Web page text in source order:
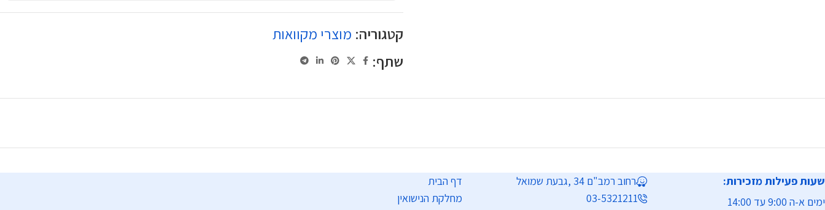
קטגוריה: מוצרי מקוואות
שתף:
דף הבית
מחלקת הנישואין
רחוב רמב"ם 34 ,גבעת שמואל
03-5321211
שעות פעילות מזכירות:
ימים א-ה 9:00 עד 14:00